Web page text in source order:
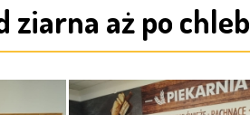
ziarna aż po chleb